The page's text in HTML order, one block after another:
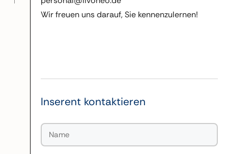
Wir freuen uns darauf, Sie kennenzulernen!
Inserent kontaktieren